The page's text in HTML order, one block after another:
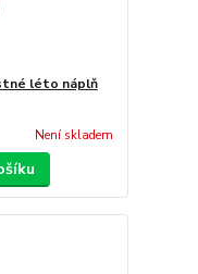
léto náplň
Není skladem